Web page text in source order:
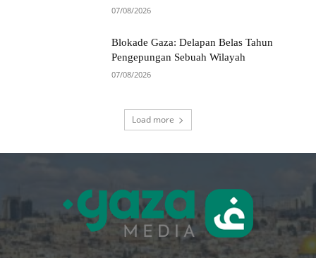
07/08/2026
Blokade Gaza: Delapan Belas Tahun
Pengepungan Sebuah Wilayah
07/08/2026
Load more